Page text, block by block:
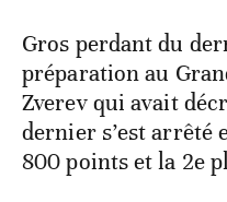
Gros perdant du
préparation au
Zverev qui avait
dernier s’est arrêté
800 points et la 2e